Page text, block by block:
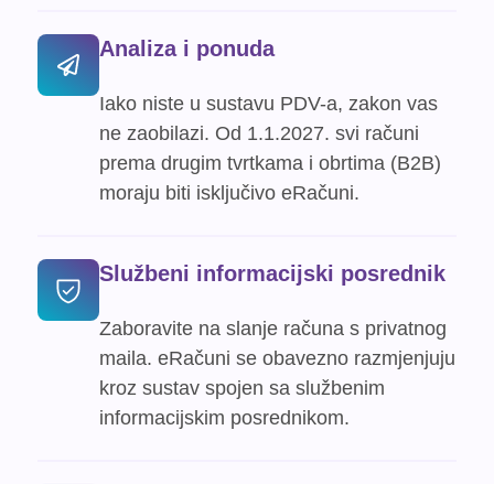
Analiza i ponuda
Iako niste u sustavu PDV-a, zakon vas
ne zaobilazi. Od 1.1.2027. svi računi
prema drugim tvrtkama i obrtima (B2B)
moraju biti isključivo eRačuni.
Službeni informacijski posrednik
Zaboravite na slanje računa s privatnog
maila. eRačuni se obavezno razmjenjuju
kroz sustav spojen sa službenim
informacijskim posrednikom.